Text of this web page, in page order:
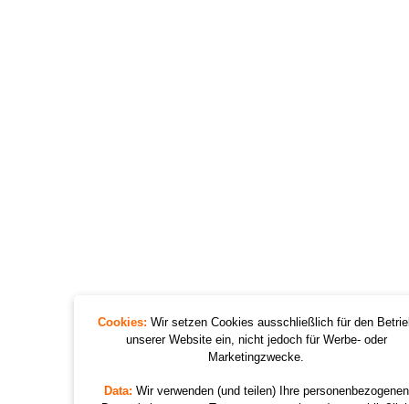
Cookies: Wir setzen Cookies ausschließlich für den
unserer Website ein, nicht jedoch für Werbe- oder
Marketingzwecke.
Data: Wir verwenden (und teilen) Ihre personenbezogenen